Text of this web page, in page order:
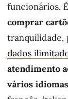
funcionários.
comprar
tranquilidade,
dados
atendimento
vários